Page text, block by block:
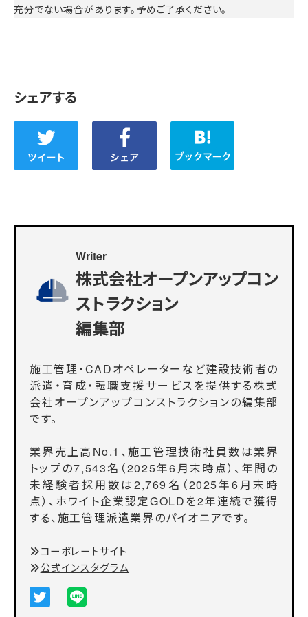
充分でない場合があります。予めご了承ください。
シェアする
Writer
株式会社オープンアップコン
ストラクション
編集部
施工管理・CADオペレーターなど建設技術者の
派遣・育成・転職支援サービスを提供する株式
会社オープンアップコンストラクションの編集部
です。
業界売上高No.1、施工管理技術社員数は業界
トップの7,543名（2025年6月末時点）、年間の
未経験者採用数は2,769名（2025年6月末時
点）、ホワイト企業認定GOLDを2年連続で獲得
する、施工管理派遣業界のパイオニアです。
コーポレートサイト
公式インスタグラム